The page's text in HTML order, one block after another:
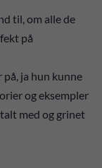
til, om alle de
på
på, ja hun kunne
og eksempler
med og grinet